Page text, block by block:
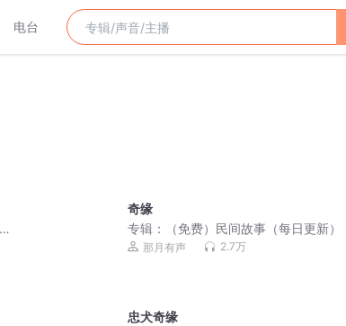
电台
奇缘
专辑：
（免费）民间故事（每日更新）
那月有声 2.7万
忠犬奇缘